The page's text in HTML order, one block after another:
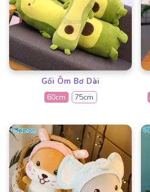
Gối Ôm Bơ Dài
60cm 75cm